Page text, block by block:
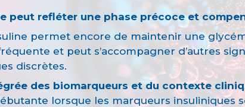
peut refléter une phase précoce et
permet encore de maintenir une
et peut s’accompagner d’autres
discrètes.
des biomarqueurs et du contexte
lorsque les marqueurs insuliniques